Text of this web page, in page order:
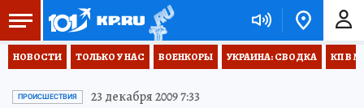
НОВОСТИ ТОЛЬКО У НАС ВОЕНКОРЫ УКРАИНА: СВОДКА КП В
ПРОИСШЕСТВИЯ 23 декабря 2009 7:33